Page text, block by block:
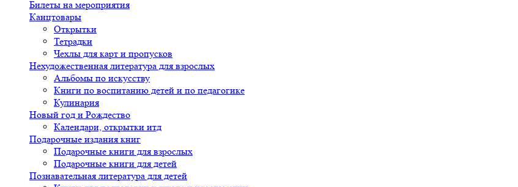
Билеты на мероприятия
Канцтовары
Открытки
Тетрадки
Чехлы для карт и пропусков
Нехудожественная литература для взрослых
Альбомы по искусству
Книги по воспитанию детей и по педагогике
Кулинария
Новый год и Рождество
Календари, открытки итд
Подарочные издания книг
Подарочные книги для взрослых
Подарочные книги для детей
Познавательная литература для детей